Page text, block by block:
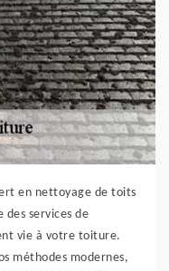
en nettoyage de toits
des services de
vie à votre toiture.
méthodes modernes,